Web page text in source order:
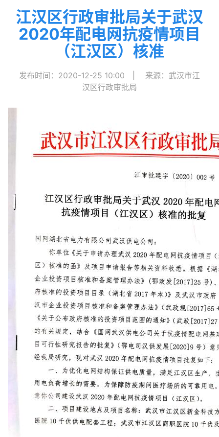
江汉区行政审批局关于武汉
2020年配电网抗疫情项目
（江汉区）核准
发布时间：2020-12-25 10:00
来源：武汉市江
汉区行政审批局